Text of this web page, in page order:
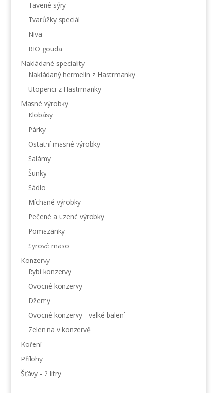
Tavené sýry
Tvarůžky speciál
Niva
BIO gouda
Nakládané speciality
Nakládaný hermelín z Hastrmanky
Utopenci z Hastrmanky
Masné výrobky
Klobásy
Párky
Ostatní masné výrobky
Salámy
Šunky
Sádlo
Míchané výrobky
Pečené a uzené výrobky
Pomazánky
Syrové maso
Konzervy
Rybí konzervy
Ovocné konzervy
Džemy
Ovocné konzervy - velké balení
Zelenina v konzervě
Koření
Přílohy
Šťávy - 2 litry